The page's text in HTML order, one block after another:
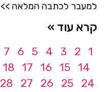
למעבר לכתבה המלאה >>
קרא עוד »
1
2
3
4
5
6
7
14
15
16
17
18
24
25
26
27
28